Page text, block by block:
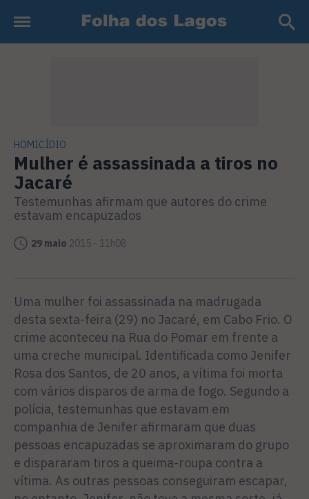
HOMICÍDIO
Mulher é assassinada a tiros no
Jacaré
Testemunhas afirmam que autores do crime
estavam encapuzados
29 maio 2015 - 11h08
Uma mulher foi assassinada na madrugada
desta sexta-feira (29) no Jacaré, em Cabo Frio. O
crime aconteceu na Rua do Pomar em frente a
uma creche municipal. Identificada como Jenifer
Rosa dos Santos, de 20 anos, a vítima foi morta
com vários disparos de arma de fogo. Segundo a
polícia, testemunhas que estavam em
companhia de Jenifer afirmaram que duas
pessoas encapuzadas se aproximaram do grupo
e dispararam tiros a queima-roupa contra a
vítima. As outras pessoas conseguiram escapar,